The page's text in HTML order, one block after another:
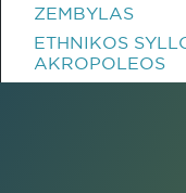
ZEMBYLAS
ETHNIKOS
AKROPOLEOS